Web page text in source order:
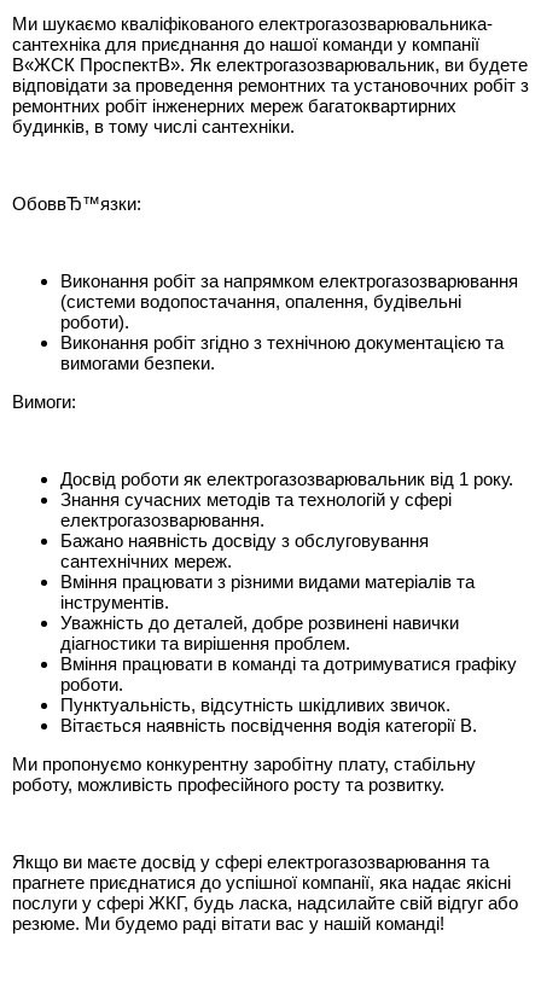
Ми шукаємо кваліфікованого електрогазозварювальника-
сантехніка для приєднання до нашої команди у компанії
В«ЖСК ПроспектВ». Як електрогазозварювальник, ви будете
відповідати за проведення ремонтних та установочних робіт з
ремонтних робіт інженерних мереж багатоквартирних
будинків, в тому числі сантехніки.
ОбоввЂ™язки:
Виконання робіт за напрямком електрогазозварювання
(системи водопостачання, опалення, будівельні
роботи).
Виконання робіт згідно з технічною документацією та
вимогами безпеки.
Вимоги:
Досвід роботи як електрогазозварювальник від 1 року.
Знання сучасних методів та технологій у сфері
електрогазозварювання.
Бажано наявність досвіду з обслуговування
сантехнічних мереж.
Вміння працювати з різними видами матеріалів та
інструментів.
Уважність до деталей, добре розвинені навички
діагностики та вирішення проблем.
Вміння працювати в команді та дотримуватися графіку
роботи.
Пунктуальність, відсутність шкідливих звичок.
Вітається наявність посвідчення водія категорії В.
Ми пропонуємо конкурентну заробітну плату, стабільну
роботу, можливість професійного росту та розвитку.
Якщо ви маєте досвід у сфері електрогазозварювання та
прагнете приєднатися до успішної компанії, яка надає якісні
послуги у сфері ЖКГ, будь ласка, надсилайте свій відгуг або
резюме. Ми будемо раді вітати вас у нашій команді!